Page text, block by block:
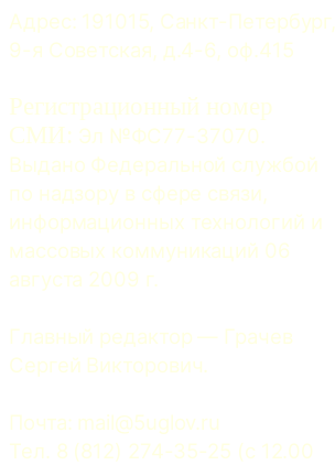
Адрес: 191015, Санкт-Петербург,
9-я Советская, д.4-6, оф.415
Регистрационный номер
СМИ: Эл №ФС77-37070.
Выдано Федеральной службой
по надзору в сфере связи,
информационных технологий и
массовых коммуникаций 06
августа 2009 г.
Главный редактор — Грачев
Сергей Викторович.
Почта: mail@5uglov.ru
Тел. 8 (812) 274-35-25 (c 12.00